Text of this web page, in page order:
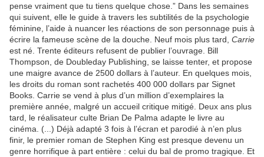
pense vraiment que tu tiens quelque chose.” Dans les semaines
qui suivent, elle le guide à travers les subtilités de la psychologie
féminine, l’aide à nuancer les réactions de son personnage puis à
écrire la fameuse scène de la douche. Neuf mois plus tard, Carrie
est né. Trente éditeurs refusent de publier l’ouvrage. Bill
Thompson, de Doubleday Publishing, se laisse tenter, et propose
une maigre avance de 2500 dollars à l’auteur. En quelques mois,
les droits du roman sont rachetés 400 000 dollars par Signet
Books. Carrie se vend à plus d’un million d’exemplaires la
première année, malgré un accueil critique mitigé. Deux ans plus
tard, le réalisateur culte Brian De Palma adapte le livre au
cinéma. (...) Déjà adapté 3 fois à l’écran et parodié à n’en plus
finir, le premier roman de Stephen King est presque devenu un
genre horrifique à part entière : celui du bal de promo tragique. Et